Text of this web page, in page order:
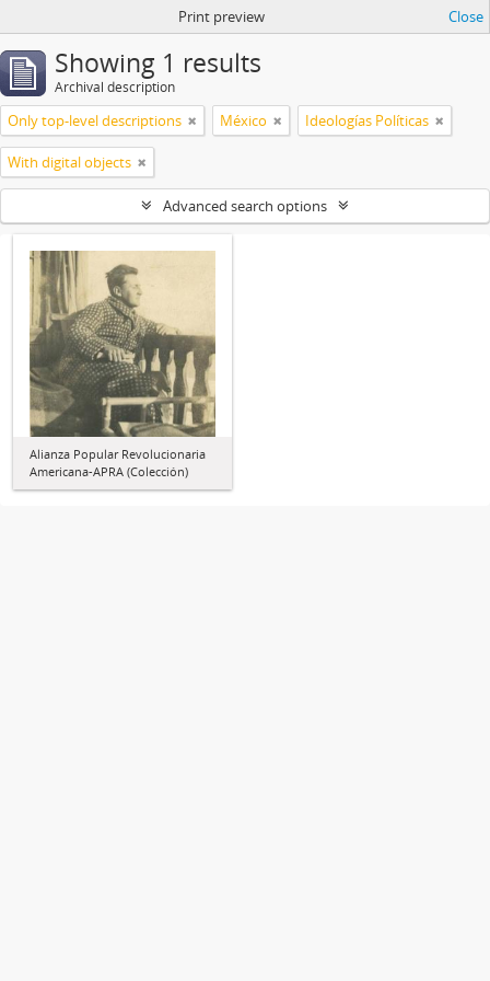
Print preview Close
Showing 1 results
Archival description
Only top-level descriptions México Ideologías Políticas
With digital objects
Advanced search options
Alianza Popular Revolucionaria
Americana-APRA (Colección)